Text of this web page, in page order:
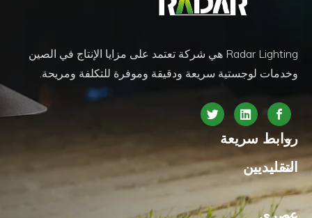
Radar Lighting هي شركة تعتمد على مزايا الإنتاج في الصين
وخدمات لوجستية سريعة ودقيقة وموفرة للتكلفة ومريحة.
روابط سريعة
التقليديين